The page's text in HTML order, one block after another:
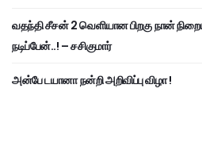
வதந்தி சீசன் 2 வெளியான பிறகு நான்
நடிப்பேன்..! – சசிகுமார்
அன்பே டயானா நன்றி அறிவிப்பு விழா !